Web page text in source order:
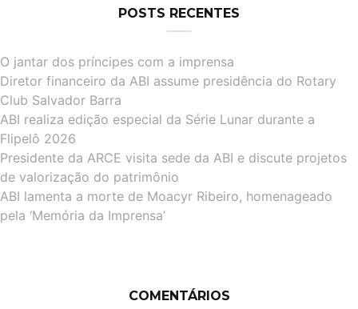
POSTS RECENTES
O jantar dos príncipes com a imprensa
Diretor financeiro da ABI assume presidência do Rotary
Club Salvador Barra
ABI realiza edição especial da Série Lunar durante a
Flipelô 2026
Presidente da ARCE visita sede da ABI e discute projetos
de valorização do patrimônio
ABI lamenta a morte de Moacyr Ribeiro, homenageado
pela ‘Memória da Imprensa’
COMENTÁRIOS